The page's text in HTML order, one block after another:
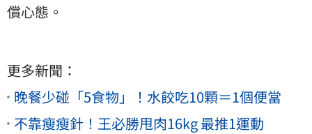
償心態。
更多新聞：
晚餐少碰「5食物」！水餃吃10顆＝1個便當
不靠瘦瘦針！王必勝甩肉16kg 最推1運動